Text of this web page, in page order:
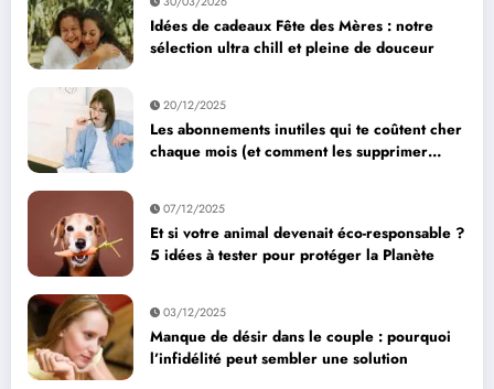
Idées de cadeaux Fête des Mères : notre
sélection ultra chill et pleine de douceur
20/12/2025
Les abonnements inutiles qui te coûtent cher
chaque mois (et comment les supprimer
07/12/2025
Et si votre animal devenait éco-responsable ?
5 idées à tester pour protéger la Planète
03/12/2025
Manque de désir dans le couple : pourquoi
l’infidélité peut sembler une solution